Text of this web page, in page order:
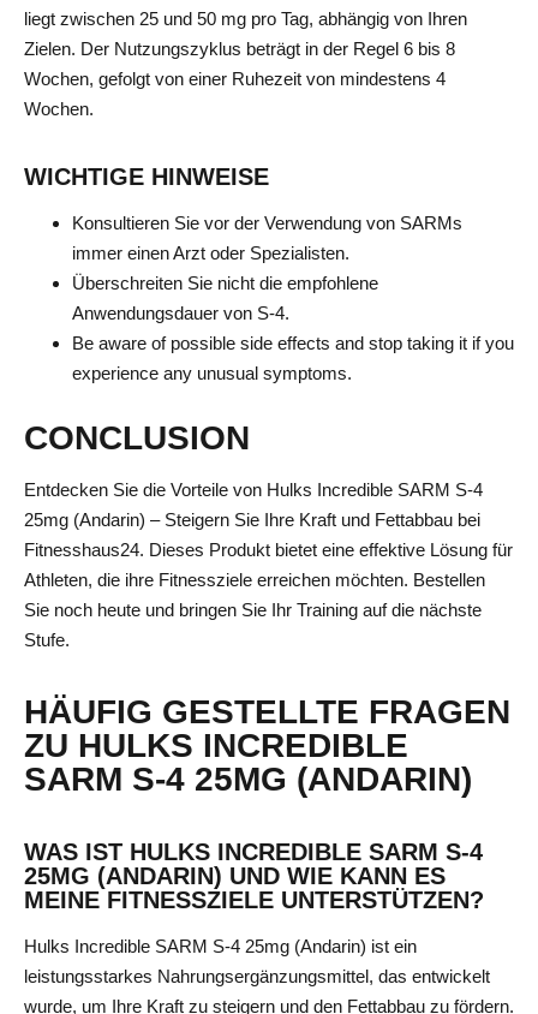
liegt zwischen 25 und 50 mg pro Tag, abhängig von Ihren
Zielen. Der Nutzungszyklus beträgt in der Regel 6 bis 8
Wochen, gefolgt von einer Ruhezeit von mindestens 4
Wochen.
WICHTIGE HINWEISE
Konsultieren Sie vor der Verwendung von SARMs
immer einen Arzt oder Spezialisten.
Überschreiten Sie nicht die empfohlene
Anwendungsdauer von S-4.
Be aware of possible side effects and stop taking it if you
experience any unusual symptoms.
CONCLUSION
Entdecken Sie die Vorteile von Hulks Incredible SARM S-4
25mg (Andarin) – Steigern Sie Ihre Kraft und Fettabbau bei
Fitnesshaus24. Dieses Produkt bietet eine effektive Lösung für
Athleten, die ihre Fitnessziele erreichen möchten. Bestellen
Sie noch heute und bringen Sie Ihr Training auf die nächste
Stufe.
HÄUFIG GESTELLTE FRAGEN
ZU HULKS INCREDIBLE
SARM S-4 25MG (ANDARIN)
WAS IST HULKS INCREDIBLE SARM S-4
25MG (ANDARIN) UND WIE KANN ES
MEINE FITNESSZIELE UNTERSTÜTZEN?
Hulks Incredible SARM S-4 25mg (Andarin) ist ein
leistungsstarkes Nahrungsergänzungsmittel, das entwickelt
wurde, um Ihre Kraft zu steigern und den Fettabbau zu fördern.